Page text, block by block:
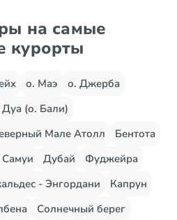
на самые
курорты
о. Маэ
о. Джерба
Дуа (о. Бали)
Мале Атолл
Бентота
Дубай
Фуджейра
- Энгордани
Капрун
Солнечный берег